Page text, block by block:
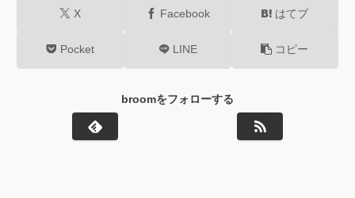
X Facebook はてブ
Pocket LINE コピー
broomをフォローする